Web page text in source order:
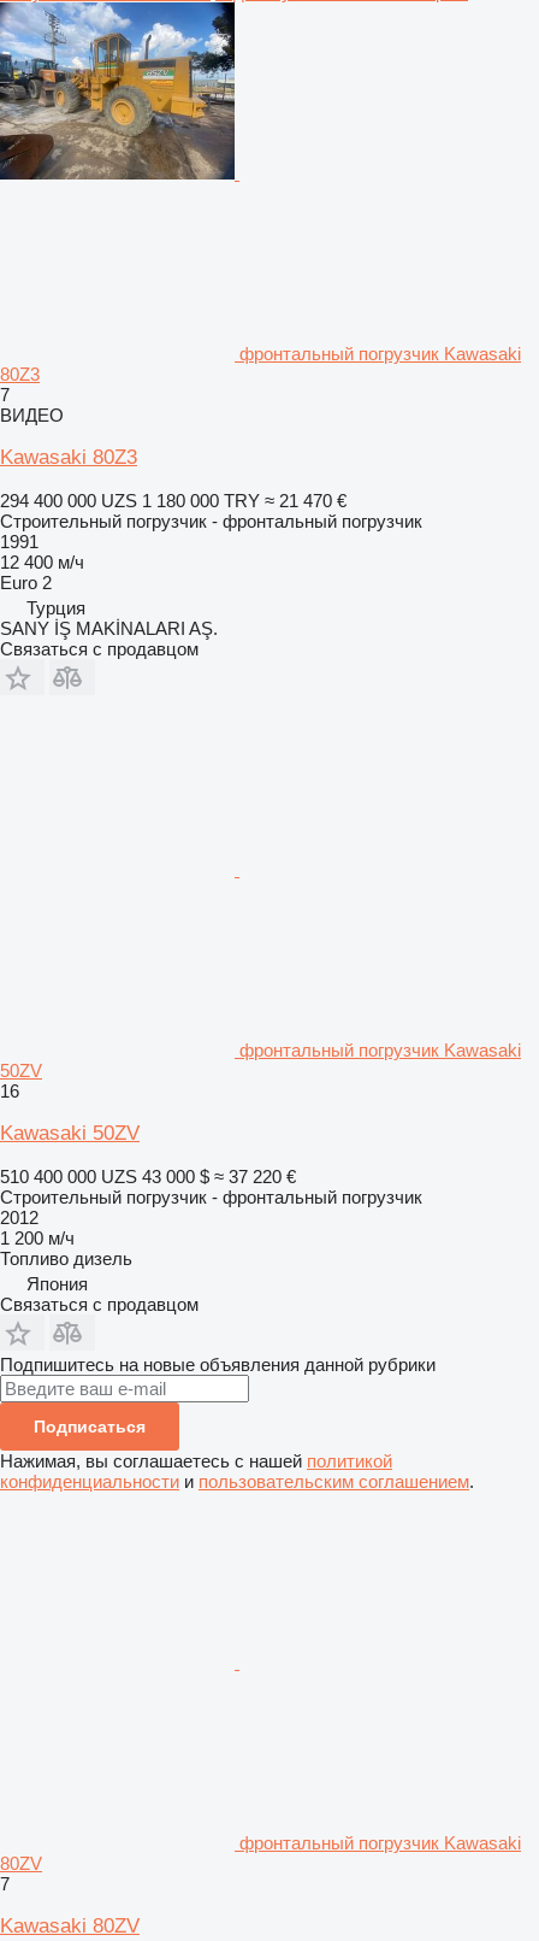
фронтальный погрузчик Kawasaki
80Z3
7
ВИДЕО
Kawasaki 80Z3
294 400 000 UZS 1 180 000 TRY ≈ 21 470 €
Строительный погрузчик - фронтальный погрузчик
1991
12 400 м/ч
Euro 2
Турция
SANY İŞ MAKİNALARI AŞ.
Связаться с продавцом
фронтальный погрузчик Kawasaki
50ZV
16
Kawasaki 50ZV
510 400 000 UZS 43 000 $ ≈ 37 220 €
Строительный погрузчик - фронтальный погрузчик
2012
1 200 м/ч
Топливо дизель
Япония
Связаться с продавцом
Подпишитесь на новые объявления данной рубрики
Подписаться
Нажимая, вы соглашаетесь с нашей политикой
конфиденциальности и пользовательским соглашением.
фронтальный погрузчик Kawasaki
80ZV
7
Kawasaki 80ZV